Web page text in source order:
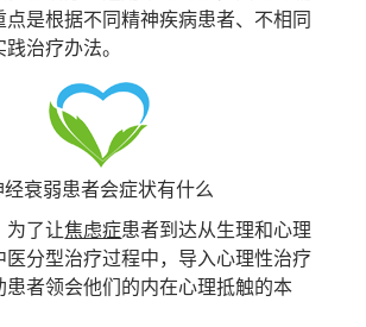
点是根据不同精神疾病患者、不相同
治疗办法。
经衰弱患者会症状有什么
为了让焦虑症患者到达从生理和心理
医分型治疗过程中，导入心理性治疗
患者领会他们的内在心理抵触的本